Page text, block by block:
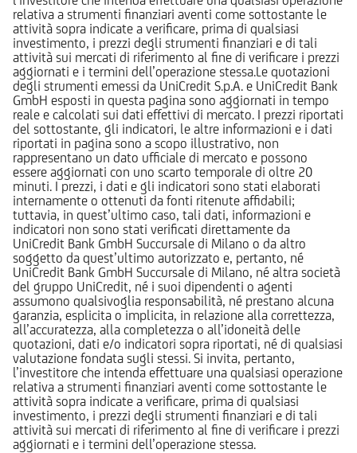
relativa a strumenti finanziari aventi come sottostante le
attività sopra indicate a verificare, prima di qualsiasi
investimento, i prezzi degli strumenti finanziari e di tali
attività sui mercati di riferimento al fine di verificare i prezzi
aggiornati e i termini dell’operazione stessa.Le quotazioni
degli strumenti emessi da UniCredit S.p.A. e UniCredit Bank
GmbH esposti in questa pagina sono aggiornati in tempo
reale e calcolati sui dati effettivi di mercato. I prezzi riportati
del sottostante, gli indicatori, le altre informazioni e i dati
riportati in pagina sono a scopo illustrativo, non
rappresentano un dato ufficiale di mercato e possono
essere aggiornati con uno scarto temporale di oltre 20
minuti. I prezzi, i dati e gli indicatori sono stati elaborati
internamente o ottenuti da fonti ritenute affidabili;
tuttavia, in quest’ultimo caso, tali dati, informazioni e
indicatori non sono stati verificati direttamente da
UniCredit Bank GmbH Succursale di Milano o da altro
soggetto da quest’ultimo autorizzato e, pertanto, né
UniCredit Bank GmbH Succursale di Milano, né altra società
del gruppo UniCredit, né i suoi dipendenti o agenti
assumono qualsivoglia responsabilità, né prestano alcuna
garanzia, esplicita o implicita, in relazione alla correttezza,
all’accuratezza, alla completezza o all’idoneità delle
quotazioni, dati e/o indicatori sopra riportati, né di qualsiasi
valutazione fondata sugli stessi. Si invita, pertanto,
l’investitore che intenda effettuare una qualsiasi operazione
relativa a strumenti finanziari aventi come sottostante le
attività sopra indicate a verificare, prima di qualsiasi
investimento, i prezzi degli strumenti finanziari e di tali
attività sui mercati di riferimento al fine di verificare i prezzi
aggiornati e i termini dell’operazione stessa.